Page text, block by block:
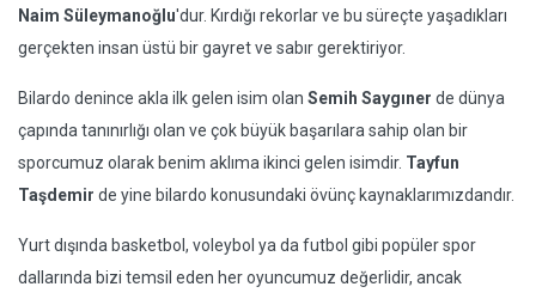
Naim Süleymanoğlu'dur. Kırdığı rekorlar ve bu süreçte yaşadıkları
gerçekten insan üstü bir gayret ve sabır gerektiriyor.
Bilardo denince akla ilk gelen isim olan Semih Saygıner de dünya
çapında tanınırlığı olan ve çok büyük başarılara sahip olan bir
sporcumuz olarak benim aklıma ikinci gelen isimdir. Tayfun
Taşdemir de yine bilardo konusundaki övünç kaynaklarımızdandır.
Yurt dışında basketbol, voleybol ya da futbol gibi popüler spor
dallarında bizi temsil eden her oyuncumuz değerlidir, ancak